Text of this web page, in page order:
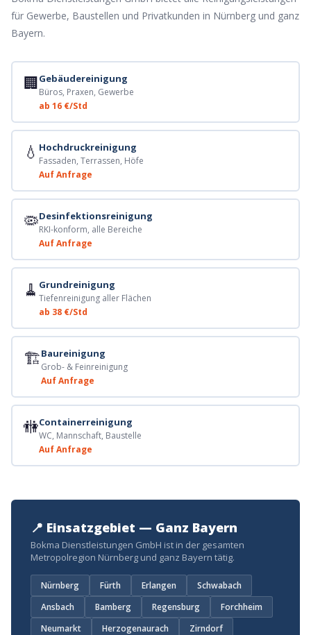
für Gewerbe, Baustellen und Privatkunden in Nürnberg und ganz
Bayern.
🏢Gebäudereinigung
Büros, Praxen, Gewerbe
ab 16 €/Std
💧 Hochdruckreinigung
Fassaden, Terrassen, Höfe
Auf Anfrage
🦠Desinfektionsreinigung
RKI-konform, alle Bereiche
Auf Anfrage
🧹 Grundreinigung
Tiefenreinigung aller Flächen
ab 38 €/Std
🏗️Baureinigung
Grob- & Feinreinigung
Auf Anfrage
🚻Containerreinigung
WC, Mannschaft, Baustelle
Auf Anfrage
📍 Einsatzgebiet — Ganz Bayern
Bokma Dienstleistungen GmbH ist in der gesamten
Metropolregion Nürnberg und ganz Bayern tätig.
Nürnberg Fürth Erlangen
Schwabach
Ansbach
Bamberg Regensburg
Forchheim
Neumarkt
Herzogenaurach
Zirndorf